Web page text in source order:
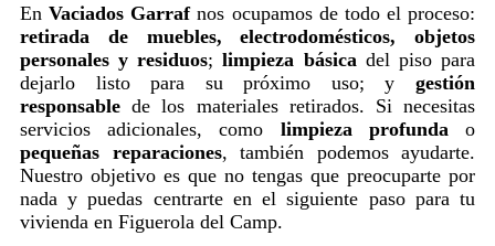
EnVaciados Garrafnos ocupamos de todo el proceso:
retirada de muebles, electrodomésticos, objetos
personales y residuos;limpieza básica del piso para
dejarlo listo para su próximo uso; y gestión
responsable de los materiales retirados. Si necesitas
servicios adicionales, como limpieza profunda o
pequeñas reparaciones, también podemos ayudarte.
Nuestro objetivo es que no tengas que preocuparte por
nada y puedas centrarte en el siguiente paso para tu
vivienda en Figuerola del Camp.